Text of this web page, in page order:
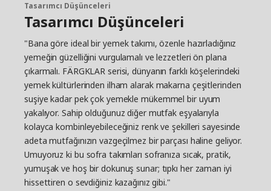
Tasarımcı Düşünceleri
Tasarımcı Düşünceleri
"Bana göre ideal bir yemek takımı, özenle hazırladığınız
yemeğin güzelliğini vurgulamalı ve lezzetleri ön plana
çıkarmalı. FÄRGKLAR serisi, dünyanın farklı köşelerindeki
yemek kültürlerinden ilham alarak makarna çeşitlerinden
suşiye kadar pek çok yemekle mükemmel bir uyum
yakalıyor. Sahip olduğunuz diğer mutfak eşyalarıyla
kolayca kombinleyebileceğiniz renk ve şekilleri sayesinde
adeta mutfağınızın vazgeçilmez bir parçası haline geliyor.
Umuyoruz ki bu sofra takımları sofranıza sıcak, pratik,
yumuşak ve hoş bir dokunuş sunar; tıpkı her zaman iyi
hissettiren o sevdiğiniz kazağınız gibi."